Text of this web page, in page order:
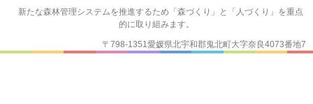
新たな森林管理システムを推進するため「森づくり」と「人づくり」を重点
的に取り組みます。
〒798-1351愛媛県北宇和郡鬼北町大字奈良4073番地7